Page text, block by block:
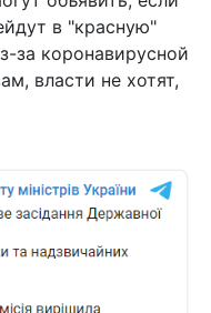
в "красную"
за коронавирусной
власти не хотят,